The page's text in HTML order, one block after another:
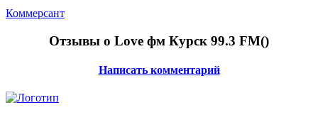
Коммерсант
Отзывы о Love фм Курск 99.3 FM()
Написать комментарий